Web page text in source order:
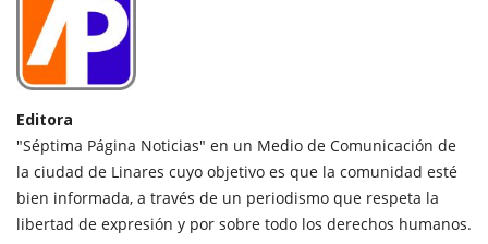
Editora
"Séptima Página Noticias" en un Medio de Comunicación de
la ciudad de Linares cuyo objetivo es que la comunidad esté
bien informada, a través de un periodismo que respeta la
libertad de expresión y por sobre todo los derechos humanos.